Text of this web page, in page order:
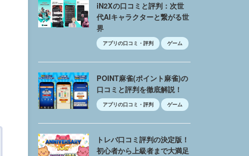
iN2Xの口コミと評判：次世
代AIキャラクターと繋がる世
界
アプリの口コミ・評判 ゲーム
POINT麻雀(ポイント麻雀)の
口コミと評判を徹底解説！
アプリの口コミ・評判 ゲーム
トレバ口コミ評判の決定版！
初心者から上級者まで大満足